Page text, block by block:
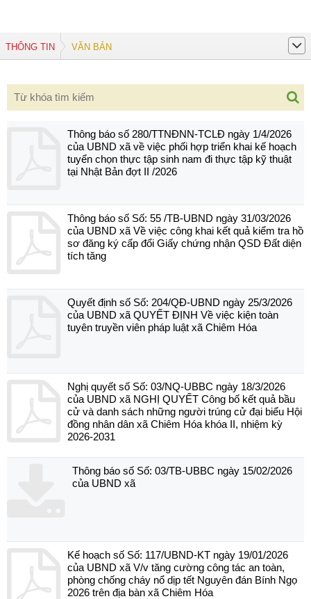
THÔNG TIN VĂN BẢN
Thông báo số 280/TTNĐNN-TCLĐ ngày 1/4/2026
của UBND xã về việc phối hợp triển khai kế hoạch
tuyển chọn thực tập sinh nam đi thực tập kỹ thuật
tại Nhật Bản đợt II /2026
Thông báo số Số: 55 /TB-UBND ngày 31/03/2026
của UBND xã Về việc công khai kết quả kiểm tra hồ
sơ đăng ký cấp đổi Giấy chứng nhận QSD Đất diện
tích tăng
Quyết định số Số: 204/QĐ-UBND ngày 25/3/2026
của UBND xã QUYẾT ĐỊNH Về việc kiện toàn
tuyên truyền viên pháp luật xã Chiêm Hóa
Nghị quyết số Số: 03/NQ-UBBC ngày 18/3/2026
của UBND xã NGHỊ QUYẾT Công bố kết quả bầu
cử và danh sách những người trúng cử đại biểu Hội
đồng nhân dân xã Chiêm Hóa khóa II, nhiệm kỳ
2026-2031
Thông báo số Số: 03/TB-UBBC ngày 15/02/2026
của UBND xã
Kế hoạch số Số: 117/UBND-KT ngày 19/01/2026
của UBND xã V/v tăng cường công tác an toàn,
phòng chống cháy nổ dịp tết Nguyên đán Bính Ngọ
2026 trên địa bàn xã Chiêm Hóa